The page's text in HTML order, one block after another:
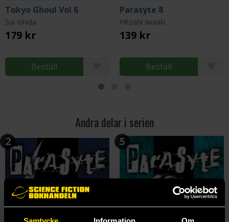
Tokyo Ghoul Vol 6
Sui Ishida
179 kr
Beställ
Parasyte 8
Hitoshi Iwaaki
139 kr
Beställ
Andra delar i serien
2 5